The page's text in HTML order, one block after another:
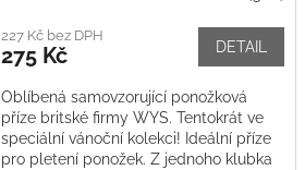
227 Kč bez DPH
275 Kč DETAIL
Oblíbená samovzorující ponožková
příze britské firmy WYS. Tentokrát ve
speciální vánoční kolekci! Ideální příze
pro pletení ponožek. Z jednoho klubka